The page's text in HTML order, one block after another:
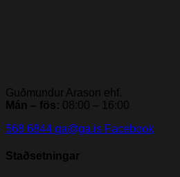
Guðmundur Arason ehf.
Mán – fös: 08:00 – 16:00
568 6844 ga@ga.is Facebook
Staðsetningar